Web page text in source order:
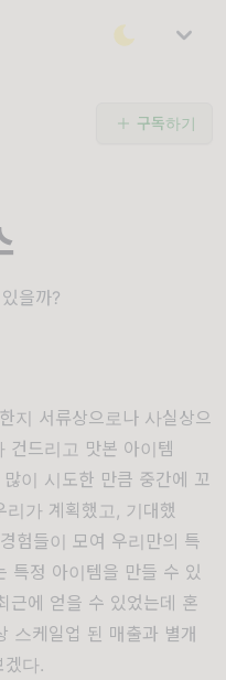
구독하기
을까?
지 서류상으로나 사실상으
건드리고 맛본 아이템
많이 시도한 만큼 중간에 꼬
리가 계획했고 , 기대했
경험들이 모여 우리만의 특
특정 아이템을 만들 수 있
근에 얻을 수 있었는데
혼
스케일업 된 매출과 별개
겠다.